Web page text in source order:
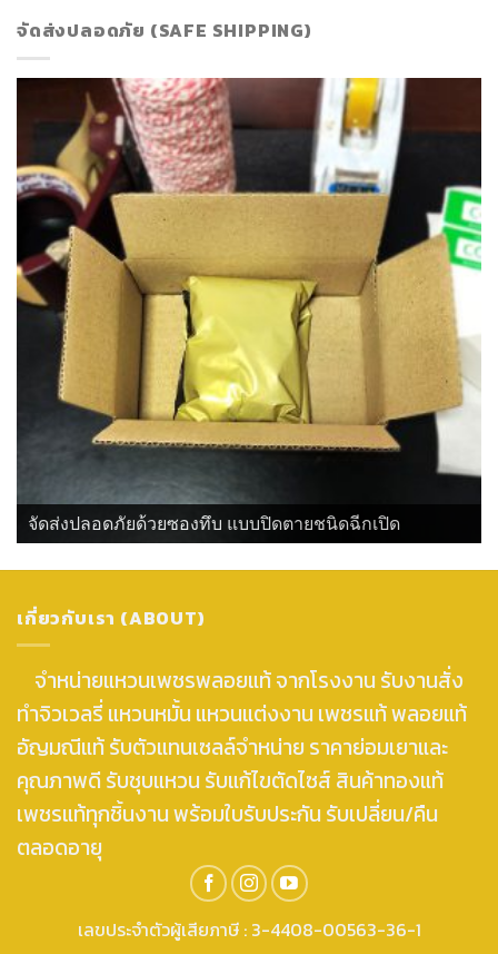
จัดส่งปลอดภัย (SAFE SHIPPING)
จัดส่งปลอดภัยด้วยซองทึบ แบบปิดตายชนิดฉีกเปิด
เกี่ยวกับเรา (ABOUT)
จำหน่ายแหวนเพชรพลอยแท้ จากโรงงาน รับงานสั่ง
ทำจิวเวลรี่ แหวนหมั้น แหวนแต่งงาน เพชรแท้ พลอยแท้
อัญมณีแท้ รับตัวแทนเซลล์จำหน่าย ราคาย่อมเยาและ
คุณภาพดี รับชุบแหวน รับแก้ไขตัดไซส์ สินค้าทองแท้
เพชรแท้ทุกชิ้นงาน พร้อมใบรับประกัน รับเปลี่ยน/คืน
ตลอดอายุ
เลขประจำตัวผู้เสียภาษี : 3-4408-00563-36-1